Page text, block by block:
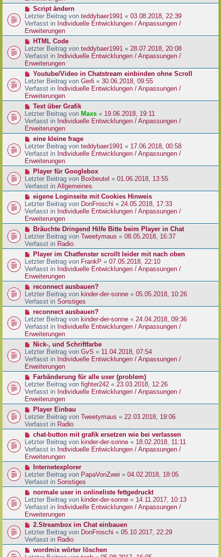
t
a
g
r
B
e
i
t
a
g
N
e
u
e
r
B
e
i
t
a
g
Script ändern
Letzter Beitrag von teddybaer1991 « 03.08.2018, 22:39
Verfasst in Individuelle Entwicklungen / Anpassungen /
Erweiterungen
N
e
u
e
r
B
e
i
t
a
g
HTML Code
Letzter Beitrag von teddybaer1991 « 28.07.2018, 20:08
Verfasst in Individuelle Entwicklungen / Anpassungen /
Erweiterungen
N
e
u
e
r
B
e
i
t
a
g
Youtube/Video in Chatstream einbinden ohne Scroll
Letzter Beitrag von Gerli « 30.06.2018, 09:55
Verfasst in Individuelle Entwicklungen / Anpassungen /
Erweiterungen
N
e
u
e
r
B
e
i
t
a
g
Text über Grafik
Letzter Beitrag von Maxs « 19.06.2018, 19:11
Verfasst in Individuelle Entwicklungen / Anpassungen /
Erweiterungen
N
e
u
e
r
B
e
i
r
a
g
eine kleine frage
Letzter Beitrag von teddybaer1991 « 17.06.2018, 00:58
Verfasst in Individuelle Entwicklungen / Anpassungen /
Erweiterungen
N
e
u
e
r
B
e
i
r
a
g
Player für Googlebox
Letzter Beitrag von Boxbeutel « 01.06.2018, 13:55
Verfasst in Allgemeines
N
e
u
e
r
B
e
i
r
a
g
eigene Loginseite mit Cookies Hinweis
Letzter Beitrag von DonFroschi « 24.05.2018, 17:33
Verfasst in Individuelle Entwicklungen / Anpassungen /
Erweiterungen
N
e
u
e
r
B
e
i
r
a
g
Bräuchte Dringend Hilfe Bitte beim Player in Chat
Letzter Beitrag von Tweetymaus « 08.05.2018, 16:37
Verfasst in Radio
N
e
u
e
r
B
e
i
r
a
g
Player im Chatfenster scrollt leider mit nach oben
Letzter Beitrag von FrankP « 07.05.2018, 22:10
Verfasst in Individuelle Entwicklungen / Anpassungen /
Erweiterungen
N
e
u
e
r
B
e
i
r
a
g
reconnect ausbauen?
Letzter Beitrag von kinder-der-sonne « 05.05.2018, 10:26
Verfasst in Sonstiges
N
e
u
e
r
B
e
i
t
a
g
reconnect ausbauen?
Letzter Beitrag von kinder-der-sonne « 24.04.2018, 09:36
Verfasst in Individuelle Entwicklungen / Anpassungen /
Erweiterungen
N
e
u
e
r
B
e
i
t
a
g
Nick-, und Schriftfarbe
Letzter Beitrag von GvS « 11.04.2018, 07:54
Verfasst in Individuelle Entwicklungen / Anpassungen /
Erweiterungen
N
e
u
e
r
B
e
i
r
a
g
Farbänderung für alle user (problem)
Letzter Beitrag von fighter242 « 23.03.2018, 12:26
Verfasst in Individuelle Entwicklungen / Anpassungen /
Erweiterungen
N
e
u
e
r
B
e
i
r
a
g
Player Einbau
Letzter Beitrag von Tweetymaus « 22.03.2018, 19:06
Verfasst in Radio
N
e
u
e
r
B
e
i
r
a
g
chat-button mit grafik ersetzen wie bei verlassen
Letzter Beitrag von kinder-der-sonne « 18.02.2018, 11:11
Verfasst in Individuelle Entwicklungen / Anpassungen /
Erweiterungen
N
e
u
e
r
B
e
i
r
a
g
Internetexplorer
Letzter Beitrag von PapaVonZwei « 04.02.2018, 18:05
Verfasst in Sonstiges
N
e
u
e
r
B
e
i
normale user in onlineliste fettgedruckt
Letzter Beitrag von kinder-der-sonne « 14.11.2017, 10:13
Verfasst in Individuelle Entwicklungen / Anpassungen /
Erweiterungen
N
e
u
e
r
2.Streambox im Chat einbauen
Letzter Beitrag von DonFroschi « 05.10.2017, 22:29
Verfasst in Radio
Nwordmix wörter löschen